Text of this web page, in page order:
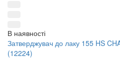
В наявності
Затверджувач до лаку 155 HS
(12224)